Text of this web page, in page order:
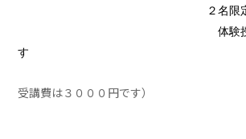
２名限
体験
す
受講費は３０００円です）